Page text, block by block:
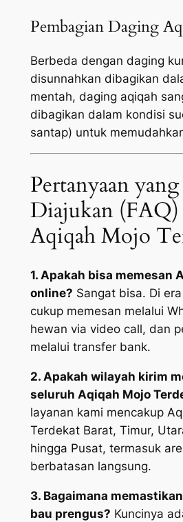
Pembagian Daging
Berbeda dengan daging
disunnahkan dibagikan
mentah, daging aqiqah
dibagikan dalam kondisi
santap) untuk
Pertanyaan
Diajukan
Aqiqah Mojo
1. Apakah bisa memesan
online? Sangat bisa. Di
cukup memesan melalui
hewan via video call, dan
melalui transfer bank.
2. Apakah wilayah kirim
seluruh Aqiqah Mojo
layanan kami mencakup
Terdekat Barat, Timur,
hingga Pusat, termasuk
berbatasan langsung.
3. Bagaimana
bau prengus? Kuncinya